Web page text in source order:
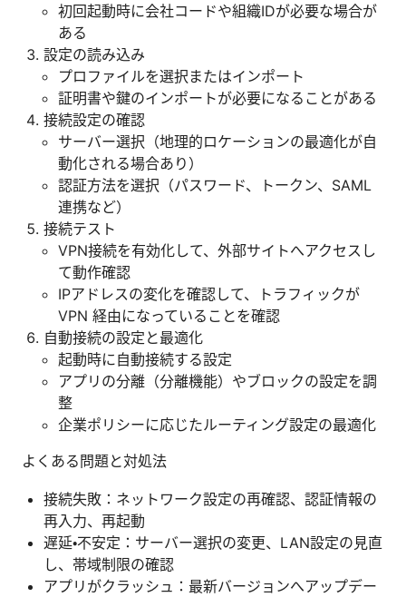
初回起動時に会社コードや組織IDが必要な場合が
ある
設定の読み込み
プロファイルを選択またはインポート
証明書や鍵のインポートが必要になることがある
接続設定の確認
サーバー選択（地理的ロケーションの最適化が自
動化される場合あり）
認証方法を選択（パスワード、トークン、SAML
連携など）
接続テスト
VPN接続を有効化して、外部サイトへアクセスし
て動作確認
IPアドレスの変化を確認して、トラフィックが
VPN 経由になっていることを確認
自動接続の設定と最適化
起動時に自動接続する設定
アプリの分離（分離機能）やブロックの設定を調
整
企業ポリシーに応じたルーティング設定の最適化
よくある問題と対処法
接続失敗：ネットワーク設定の再確認、認証情報の
再入力、再起動
遅延・不安定：サーバー選択の変更、LAN設定の見直
し、帯域制限の確認
アプリがクラッシュ：最新バージョンへアップデー